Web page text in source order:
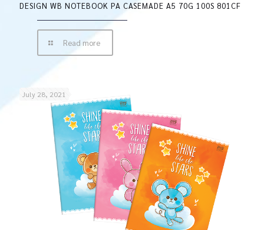
DESIGN WB NOTEBOOK PA CASEMADE A5 70G 100S 801CF
Read more
July 28, 2021